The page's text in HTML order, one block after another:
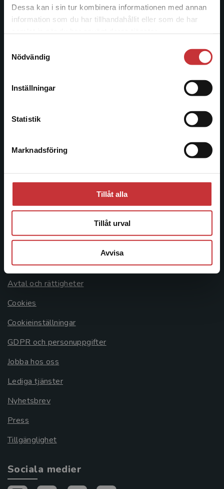
Dessa kan i sin tur kombinera informationen med annan
information som du har tillhandahållit eller som de har
Nödvändig
Inställningar
Statistik
Marknadsföring
Tillåt alla
Tillåt urval
Avvisa
Det verkar som att du besöker
studentlitteratur.se via en enhet utanför Sverige.
Vi erbjuder inte leveranser utanför Sverige. För
att kunna slutföra ett köp måste
Postadress:
Box 141
221 00 Lund
Besöksadress:
046-31 21 00
Systemkrav
Allmänna länkar
Om oss
Avtal och rättigheter
Cookies
Cookieinställningar
GDPR och personuppgifter
Jobba hos oss
Lediga tjänster
Nyhetsbrev
Press
Tillgänglighet
Sociala medier